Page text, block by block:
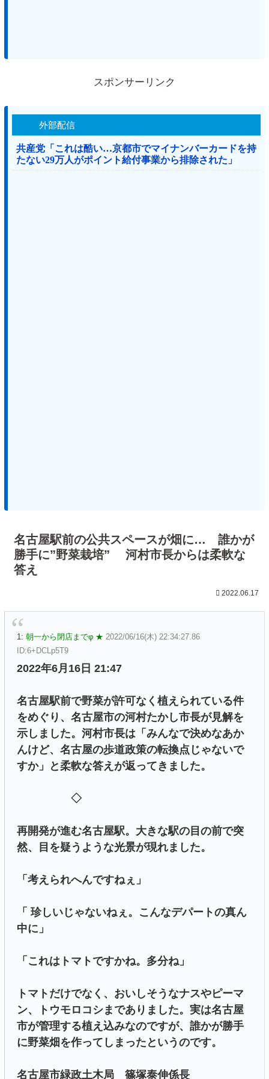
スポンサーリンク
外部配信
共産党「これは酷い…京都市でマイナンバーカードを持
たない29万人がポイント給付事業から排除された」
名古屋駅前の公共スペースが畑に… 誰かが
勝手に”野菜栽培” 河村市長からは柔軟な
答え
2022.06.17
1: 朝一から閉店までφ ★ 2022/06/16(木) 22:34:27.86
ID:6+DCLp5T9
2022年6月16日 21:47
名古屋駅前で野菜が許可なく植えられている件
をめぐり、名古屋市の河村たかし市長が見解を
示しました。河村市長は「みんなで決めなあか
んけど、名古屋の歩道政策の転換点じゃないで
すか」と柔軟な答えが返ってきました。
◇
再開発が進む名古屋駅。大きな駅の目の前で突
然、目を疑うような光景が現れました。
「考えられへんですねぇ」
「 珍しいじゃないねぇ。こんなデパートの真ん
中に」
「これはトマトですかね。多分ね」
トマトだけでなく、おいしそうなナスやピーマ
ン、トウモロコシまでありました。実は名古屋
市が管理する植え込みなのですが、誰かが勝手
に野菜畑を作ってしまったというのです。
名古屋市緑政土木局 篠塚泰伸係長